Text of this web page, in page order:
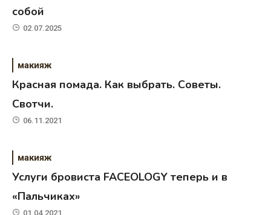
собой
02.07.2025
макияж
Красная помада. Как выбрать. Советы.
Свотчи.
06.11.2021
макияж
Услуги бровиста FACEOLOGY теперь и в
«Пальчиках»
01.04.2021